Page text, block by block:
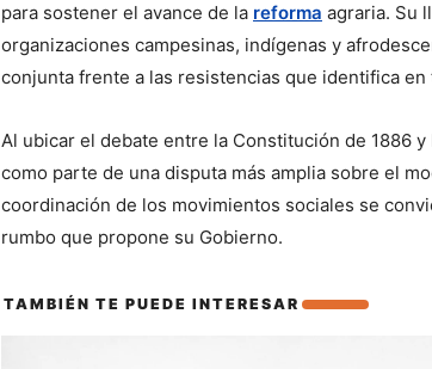
para sostener el avance de la reforma agraria. Su
organizaciones campesinas, indígenas y
conjunta frente a las resistencias que identifica
Al ubicar el debate entre la Constitución de 1886 y
como parte de una disputa más amplia sobre el
coordinación de los movimientos sociales se
rumbo que propone su Gobierno.
TAMBIÉN TE PUEDE INTERESAR
También te puede interesar